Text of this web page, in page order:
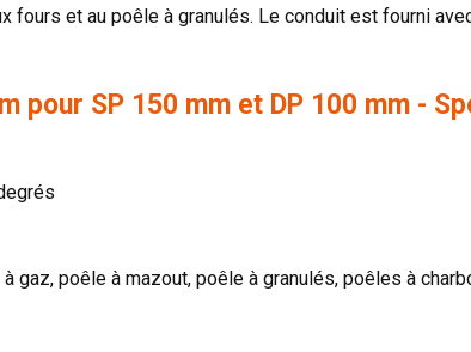
fours et au poêle à granulés. Le conduit est fourni
pour SP 150 mm et DP 100 mm -
gaz, poêle à mazout, poêle à granulés, poêles à